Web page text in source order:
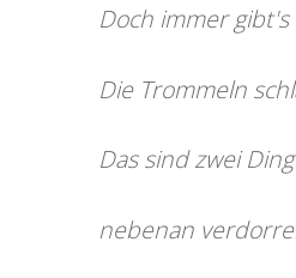
Doch immer
Die Trommeln
Das sind zwei
nebenan